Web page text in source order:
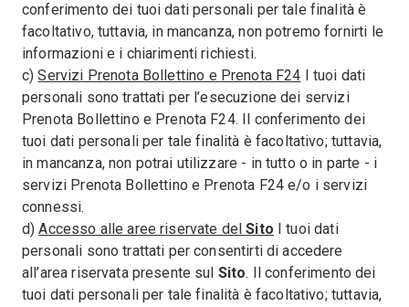
conferimento dei tuoi dati personali per tale finalità è
facoltativo, tuttavia, in mancanza, non potremo fornirti le
informazioni e i chiarimenti richiesti.
c)Servizi Prenota Bollettino e Prenota F24 I tuoi dati
personali sono trattati per l’esecuzione dei servizi
Prenota Bollettino e Prenota F24. Il conferimento dei
tuoi dati personali per tale finalità è facoltativo; tuttavia,
in mancanza, non potrai utilizzare - in tutto o in parte - i
servizi Prenota Bollettino e Prenota F24 e/o i servizi
connessi.
d)Accesso alle aree riservate delSito I tuoi dati
personali sono trattati per consentirti di accedere
all’area riservata presente sul Sito. Il conferimento dei
tuoi dati personali per tale finalità è facoltativo; tuttavia,